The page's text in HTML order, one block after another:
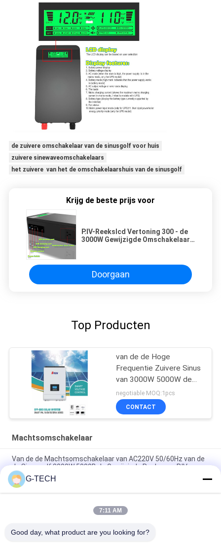
de zuivere omschakelaar van de sinusgolf voor huis
zuivere sinewaveomschakelaars
het zuivere van het de omschakelaarshuis van de sinusgolf
Krijg de beste prijs voor
P.IV-Reekslcd Vertoning 300 - de
3000W Gewijzigde Omschakelaar
Doorgaan
Top Producten
van de de Hoge
Frequentie Zuivere Sinus
van 3000W 5000W de
Golf Zonneomschakelaar
met MPPT
negotiable MOQ:1pcs
CONTACT
Machtsomschakelaar
Van de de Machtsomschakelaar van AC220V 50/60Hz van de
de Sinusgolf 3000W 5000B de Gewijzigde Reeks van P.IV
XL de Golfomschakelaar , Omschakelaar van de Reeks Zuivere
Sinus voor Huisgebruik
van de de Machtsomschakelaar van 800VA 640W de Vertoning
G-TECH
7:11 AM
Good day, what product are you looking for?